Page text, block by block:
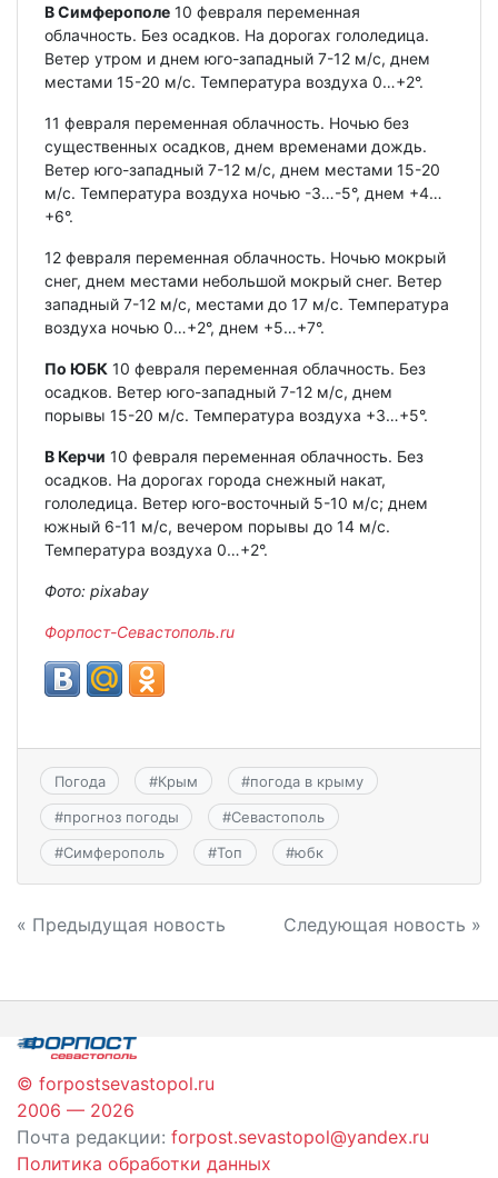
В Симферополе 10 февраля переменная
облачность. Без осадков. На дорогах гололедица.
Ветер утром и днем юго-западный 7-12 м/с, днем
местами 15-20 м/с. Температура воздуха 0…+2°.
11 февраля переменная облачность. Ночью без
существенных осадков, днем временами дождь.
Ветер юго-западный 7-12 м/с, днем местами 15-20
м/с. Температура воздуха ночью -3…-5°, днем +4…
+6°.
12 февраля переменная облачность. Ночью мокрый
снег, днем местами небольшой мокрый снег. Ветер
западный 7-12 м/с, местами до 17 м/с. Температура
воздуха ночью 0…+2°, днем +5…+7°.
По ЮБК 10 февраля переменная облачность. Без
осадков. Ветер юго-западный 7-12 м/с, днем
порывы 15-20 м/с. Температура воздуха +3…+5°.
В Керчи 10 февраля переменная облачность. Без
осадков. На дорогах города снежный накат,
гололедица. Ветер юго-восточный 5-10 м/с; днем
южный 6-11 м/с, вечером порывы до 14 м/с.
Температура воздуха 0…+2°.
Фото: pixabay
Форпост-Севастополь.ru
Погода #Крым #погода в крыму
#прогноз погоды #Севастополь
#Симферополь #Топ #юбк
Навигация
записям
« Предыдущая новость Следующая новость »
© forpostsevastopol.ru
2006 — 2026
Почта редакции: forpost.sevastopol@yandex.ru
Политика обработки данных